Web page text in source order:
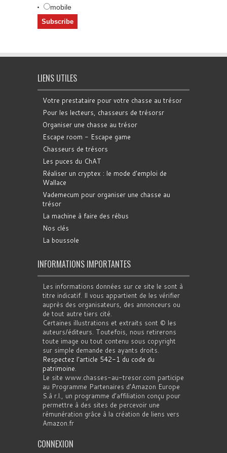
mobile
LIENS UTILES
Votre prestataire pour votre chasse au trésor
Pour les lecteurs, chasseurs de trésorsr
Organiser une chasse au trésor
Escape room - Escape game
Chasseurs de trésors
Les puces du ChAT
Réaliser un cryptex : le mode d'emploi de
Wallace
Vademecum pour organiser une chasse au
trésor
La machine à faire des rébus
Nos clés
La boussole
INFORMATIONS IMPORTANTES
Les informations données sur ce site le sont à
titre indicatif. Il vous appartient de les vérifier
auprès des organisateurs, des annonceurs ou
de tout autre tiers cité.
Certaines illustrations et extraits sont © les
auteurs/éditeurs. Toutefois, nous retirerons
toute image ou tout contenu sous copyright
sur simple demande des ayants droits.
Respectez l'article 542-1 du code du
patrimoine
Le site www.chasses-au-tresor.com participe
au Programme Partenaires d’Amazon Europe
S.à r.l., un programme d’affiliation conçu pour
permettre à des sites de percevoir une
rémunération grâce à la création de liens vers
Amazon.fr
CONNEXION